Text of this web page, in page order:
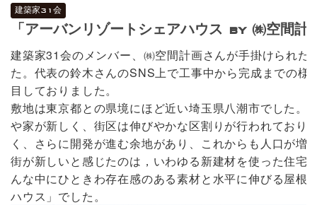
建築家31会
「アーバンリゾートシェアハウス by ㈱空間計
建築家31会のメンバー、㈱空間計画さんが手掛けられ
た。代表の鈴木さんのSNS上で工事中から完成までの
目しておりました。
敷地は東京都との県境にほど近い埼玉県八潮市でした
や家が新しく、街区は伸びやかな区割りが行われてお
く、さらに開発が進む余地があり、これからも人口が増
街が新しいと感じたのは，いわゆる新建材を使った住
んな中にひときわ存在感のある素材と水平に伸びる屋
ハウス」でした。